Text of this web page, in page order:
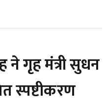
ने गृह मंत्री सुधन
स्पष्टीकरण